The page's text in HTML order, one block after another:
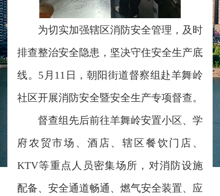
为切实加强辖区消防安全管理，及时
排查整治安全隐患，坚决守住安全生产底
线。5月11日，朝阳街道督察组赴羊舞岭
社区开展消防安全暨安全生产专项督查。
督查组先后前往羊舞岭安置小区、学
府农贸市场、酒店、辖区餐饮门店、
KTV等重点人员密集场所，对消防设施
配备、安全通道畅通、燃气安全装置、应